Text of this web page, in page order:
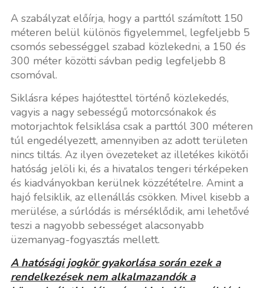
A szabályzat előírja, hogy a parttól számított 150
méteren belül különös figyelemmel, legfeljebb 5
csomós sebességgel szabad közlekedni, a 150 és
300 méter közötti sávban pedig legfeljebb 8
csomóval.
Siklásra képes hajótesttel történő közlekedés,
vagyis a nagy sebességű motorcsónakok és
motorjachtok felsiklása csak a parttól 300 méteren
túl engedélyezett, amennyiben az adott területen
nincs tiltás. Az ilyen övezeteket az illetékes kikötői
hatóság jelöli ki, és a hivatalos tengeri térképeken
és kiadványokban kerülnek közzétételre. Amint a
hajó felsiklik, az ellenállás csökken. Mivel kisebb a
merülése, a súrlódás is mérséklődik, ami lehetővé
teszi a nagyobb sebességet alacsonyabb
üzemanyag-fogyasztás mellett.
A hatósági jogkör gyakorlása során ezek a
rendelkezések nem alkalmazandók a